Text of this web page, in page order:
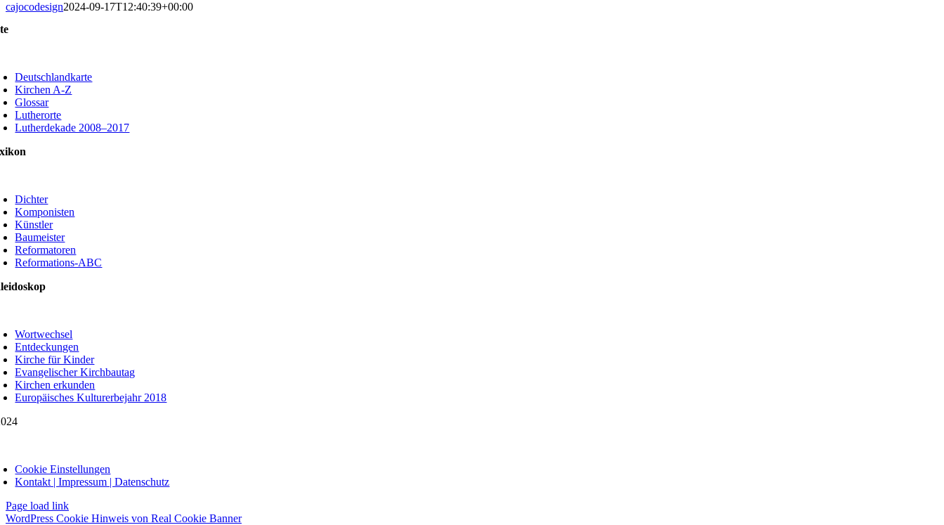
cajocodesign2024-09-17T12:40:39+00:00
Deutschlandkarte
Kirchen A-Z
Glossar
Lutherorte
Lutherdekade 2008–2017
Dichter
Komponisten
Künstler
Baumeister
Reformatoren
Reformations-ABC
Wortwechsel
Entdeckungen
Kirche für Kinder
Evangelischer Kirchbautag
Kirchen erkunden
Europäisches Kulturerbejahr 2018
Cookie Einstellungen
Kontakt | Impressum | Datenschutz
Page load link
WordPress Cookie Hinweis von Real Cookie Banner